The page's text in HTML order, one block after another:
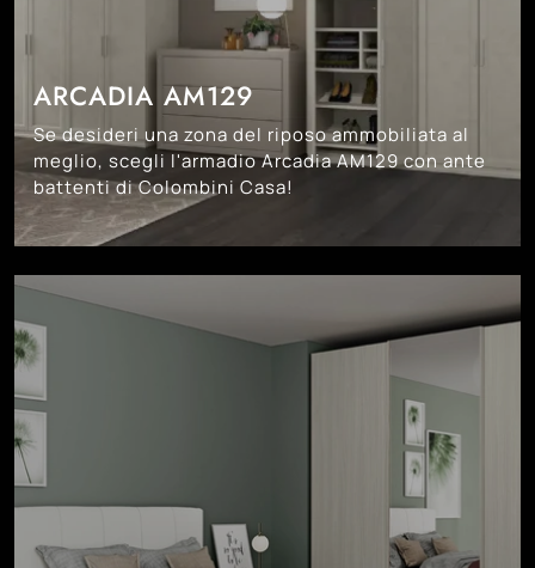
ARCADIA AM129
Se desideri una zona del riposo ammobiliata al
meglio, scegli l'armadio Arcadia AM129 con ante
battenti di Colombini Casa!